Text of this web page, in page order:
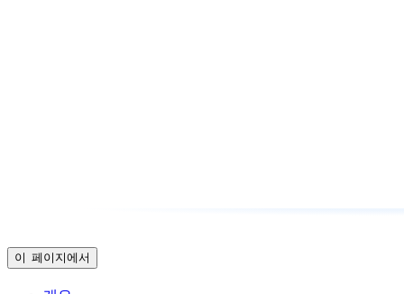
이 페이지에서